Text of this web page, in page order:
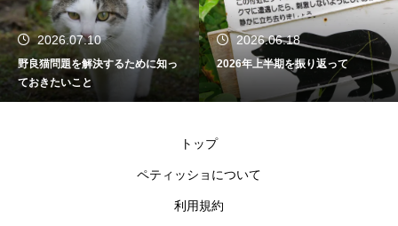
2026.07.10
野良猫問題を解決するために知っ
ておきたいこと
2026.06.18
2026年上半期を振り返って
トップ
ペティッショについて
利用規約